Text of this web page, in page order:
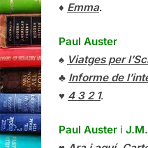
♦ Emma.
Paul Auster
♠ Viatges per
♣ Informe de
♥ 4 3 2 1.
Paul Auster i